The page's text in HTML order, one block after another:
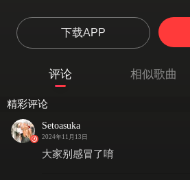
下载APP
评论 相似歌曲
精彩评论
Setoasuka
2024年11月13日
大家别感冒了唷